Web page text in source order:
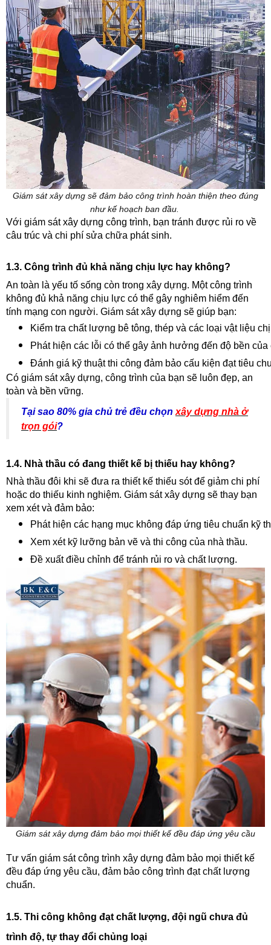
Giám sát xây dựng sẽ đảm bảo công trình hoàn thiện theo đúng
như kế hoạch ban đầu.
Với giám sát xây dựng công trình, bạn tránh được rủi ro về
câu trúc và chi phí sửa chữa phát sinh.
1.3. Công trình đủ khả năng chịu lực hay không?
An toàn là yếu tố sống còn trong xây dựng. Một công trình
không đủ khả năng chịu lực có thể gây nghiêm hiểm đến
tính mạng con người. Giám sát xây dựng sẽ giúp bạn:
Kiểm tra chất lượng bê tông, thép và các loại vật liệu
Phát hiện các lỗi có thể gây ảnh hưởng đến độ bền của
Đánh giá kỹ thuật thi công đảm bảo cấu kiện đạt tiêu
Có giám sát xây dựng, công trình của bạn sẽ luôn đẹp, an
toàn và bền vững.
Tại sao 80% gia chủ trẻ đều chọn xây dựng nhà ở
trọn gói?
1.4. Nhà thầu có đang thiết kế bị thiếu hay không?
Nhà thầu đôi khi sẽ đưa ra thiết kế thiếu sót để giảm chi phí
hoặc do thiếu kinh nghiệm. Giám sát xây dựng sẽ thay bạn
xem xét và đảm bảo:
Phát hiện các hạng mục không đáp ứng tiêu chuẩn kỹ
Xem xét kỹ lưỡng bản vẽ và thi công của nhà thầu.
Đề xuất điều chỉnh để tránh rủi ro và chất lượng.
Giám sát xây dựng đảm bảo mọi thiết kế đều đáp ứng yêu cầu
Tư vấn giám sát công trình xây dựng đảm bảo mọi thiết kế
đều đáp ứng yêu cầu, đảm bảo công trình đạt chất lượng
chuẩn.
1.5. Thi công không đạt chất lượng, đội ngũ chưa đủ
trình độ, tự thay đổi chủng loại